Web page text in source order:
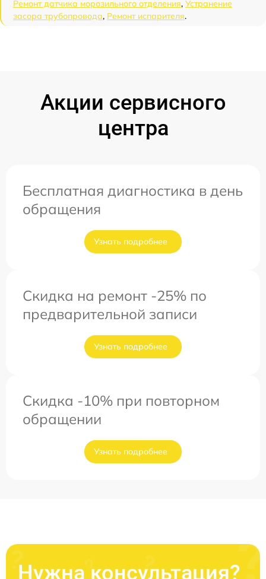
Ремонт датчика морозильного отделения, Устранение
засора трубопровода, Ремонт испарителя.
Акции сервисного
центра
Бесплатная диагностика в день
обращения
Узнать подробнее
Скидка на ремонт -25% по
предварительной записи
Узнать подробнее
Скидка -10% при повторном
обращении
Узнать подробнее
Нужна консультация?